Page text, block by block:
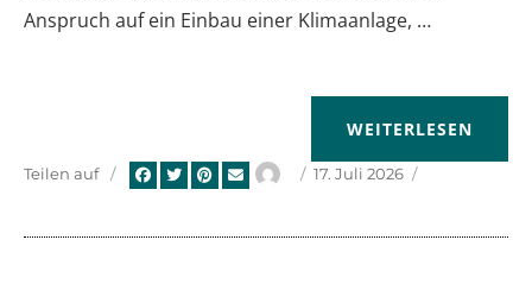
Anspruch auf ein Einbau einer Klimaanlage, …
„BGH:
WEITERLESEN
AutorVeröffentlicht
17. Juli 2026
Teilen auf